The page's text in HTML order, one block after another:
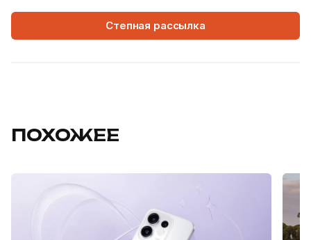
Степная рассылка
ПОХОЖЕЕ